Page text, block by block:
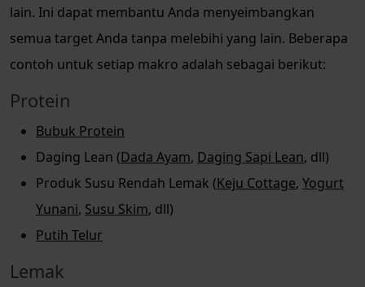
lain. Ini dapat membantu Anda menyeimbangkan
semua target Anda tanpa melebihi yang lain. Beberapa
contoh untuk setiap makro adalah sebagai berikut:
Protein
Bubuk Protein
Daging Lean (Dada Ayam, Daging Sapi Lean, dll)
Produk Susu Rendah Lemak (Keju Cottage, Yogurt
Yunani, Susu Skim, dll)
Putih Telur
Lemak